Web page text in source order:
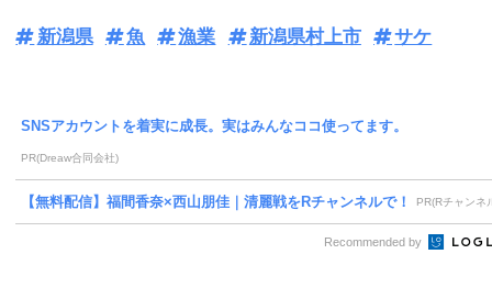
新潟県 魚 漁業 新潟県村上市 サケ
SNSアカウントを着実に成長。実はみんなココ使ってます。
PR(Dreaw合同会社)
【無料配信】福間香奈×西山朋佳｜清麗戦をRチャンネルで！ PR(Rチャンネ
Recommended by